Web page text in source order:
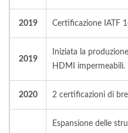
2019 Certificazione IATF
2019
Iniziata la
HDMI impermeabili.
2020 2 certificazioni di
Espansione delle